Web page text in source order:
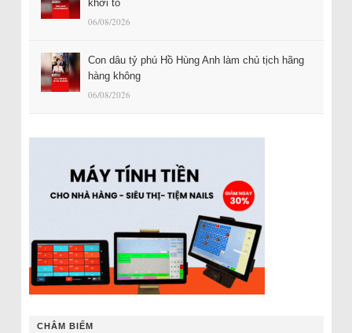
khởi tố
06/08/2026
Con dâu tỷ phú Hồ Hùng Anh làm chủ tịch hãng
hàng không
06/08/2026
CHÂM BIẾM